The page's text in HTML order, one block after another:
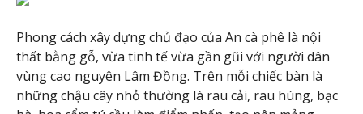
Phong cách xây dựng chủ đạo của An cà phê là nội
thất bằng gỗ, vừa tinh tế vừa gần gũi với người dân
vùng cao nguyên Lâm Đồng. Trên mỗi chiếc bàn là
những chậu cây nhỏ thường là rau cải, rau húng, bạc